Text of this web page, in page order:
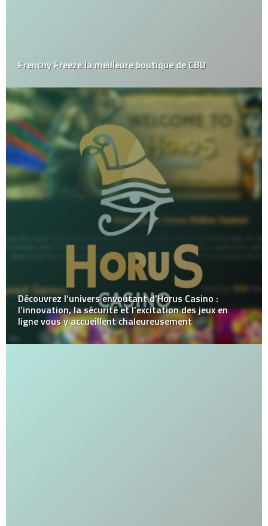
Frenchy Freeze la meilleure boutique de CBD
Découvrez l’univers envoûtant d’Horus Casino :
l’innovation, la sécurité et l’excitation des jeux en
ligne vous y accueillent chaleureusement